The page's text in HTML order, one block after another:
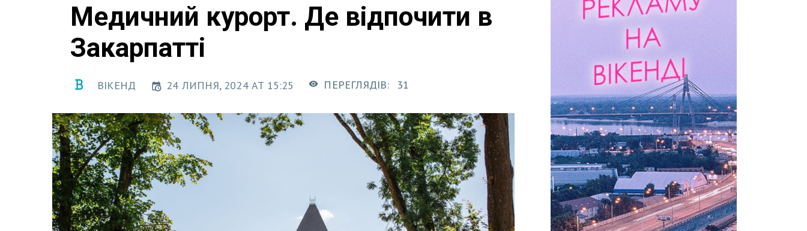
Медичний курорт. Де відпочити в
Закарпатті
ВІКЕНД 24 ЛИПНЯ, 2024 AT 15:25 ПЕРЕГЛЯДІВ: 31